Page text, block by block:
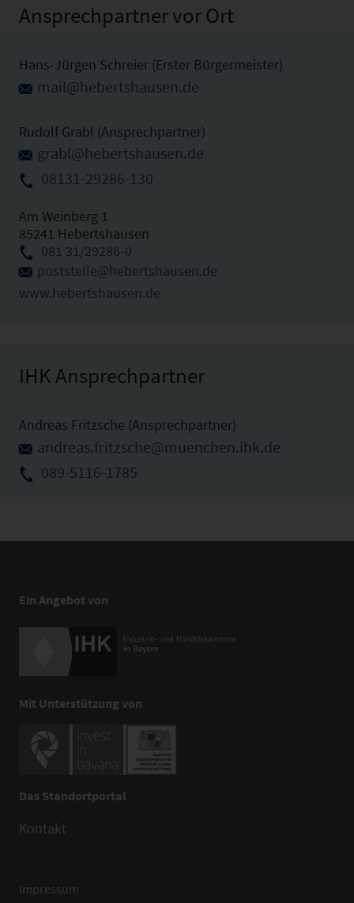
Ansprechpartner vor Ort
Hans-Jürgen Schreier (Erster Bürgermeister)
mail@hebertshausen.de
Rudolf Grabl (Ansprechpartner)
grabl@hebertshausen.de
08131-29286-130
Am Weinberg 1
85241 Hebertshausen
081 31/29286-0
poststelle@hebertshausen.de
www.hebertshausen.de
IHK Ansprechpartner
Andreas Fritzsche (Ansprechpartner)
andreas.fritzsche@muenchen.ihk.de
089-5116-1785
Ein Angebot von
Mit Unterstützung von
Das Standortportal
Kontakt
Impressum